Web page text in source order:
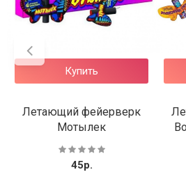
Купить
Летающий фейерверк
Волшебный мотылек
65р.